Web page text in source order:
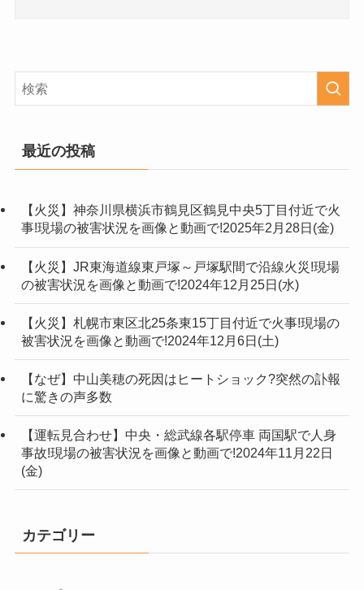
最近の投稿
【火災】神奈川県横浜市鶴見区鶴見中央5丁目付近で火
事!現場の被害状況を画像と動画で!2025年2月28日(金)
【火災】JR東海道線東戸塚～戸塚駅間で沿線火災!現場
の被害状況を画像と動画で!2024年12月25日(水)
【火災】札幌市東区北25条東15丁目付近で火事!現場の
被害状況を画像と動画で!2024年12月6日(土)
【なぜ】中山美穂の死因はヒートショック?突然の訃報
に驚きの声多数
【運転見合わせ】中央・総武線各駅停車 両国駅で人身
事故!現場の被害状況を画像と動画で!2024年11月22日
(金)
カテゴリー